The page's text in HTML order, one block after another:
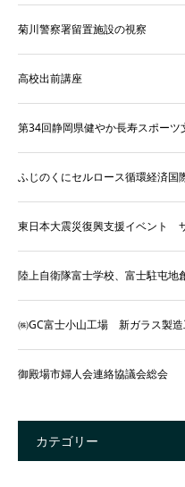
菊川警察署留置施設の視察
高校出前講座
第34回静岡県健やか長寿スポーツ
ふじのくにセルロース循環経済国
東日本大震災復興支援イベント
陸上自衛隊富士学校、富士駐屯地
㈱GC富士小山工場 新ガラス製
御殿場市婦人会連絡協議会総会
カテゴリー